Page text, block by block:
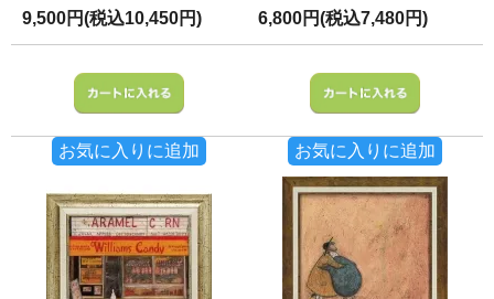
9,500円(税込10,450円)
お気に入りに追加
6,800円(税込7,480円)
お気に入りに追加